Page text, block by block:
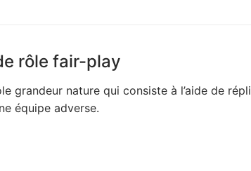
rôle fair-play
grandeur nature qui consiste à l’aide de
équipe adverse.